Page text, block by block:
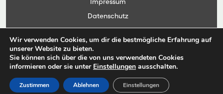
Impressum
Datenschutz
Kontakt
Anwendungsportal
© Copyright Landesbetrieb Landwirtschaft Hessen 2026
Wir verwenden Cookies, um dir die bestmögliche Erfahrung auf
unserer Website zu bieten.
Sie können sich über die von uns verwendeten Cookies
informieren oder sie unter Einstellungen ausschalten.
Zustimmen Ablehnen Einstellungen